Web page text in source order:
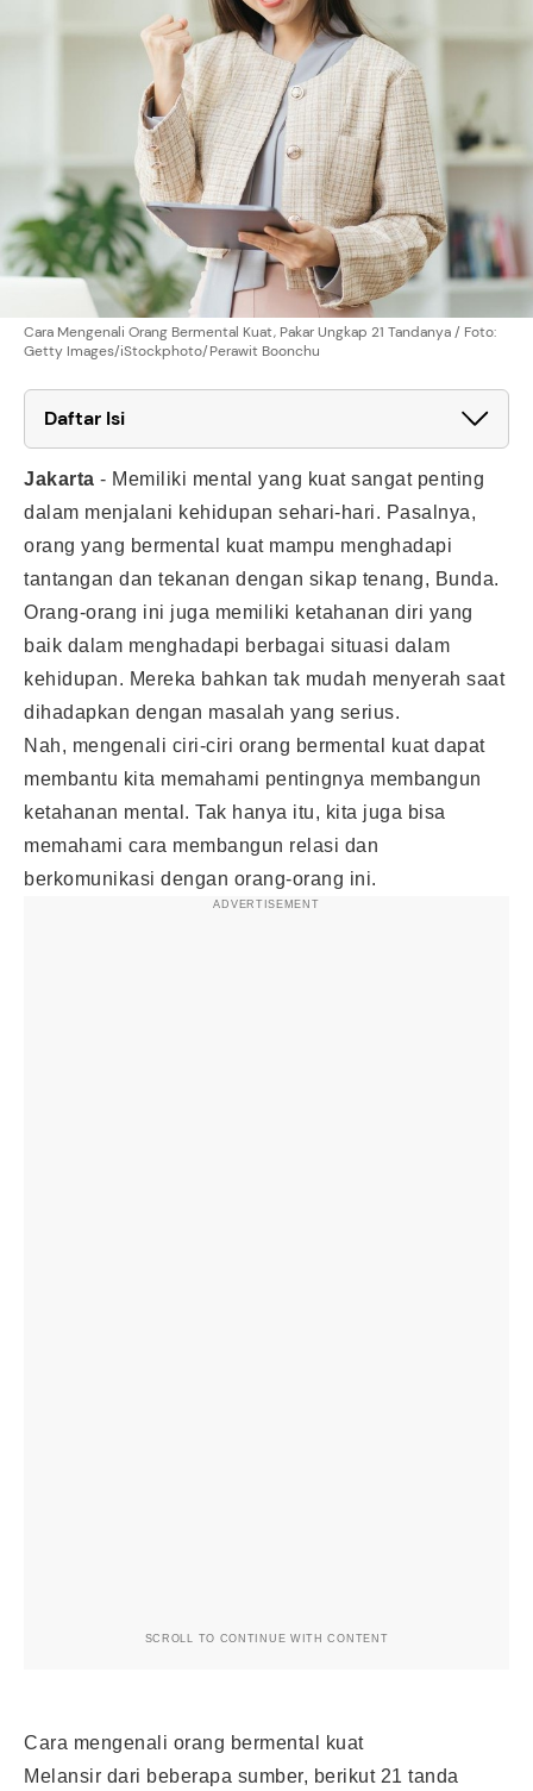
Cara Mengenali Orang Bermental Kuat, Pakar Ungkap 21 Tandanya / Foto:
Getty Images/iStockphoto/Perawit Boonchu
Daftar Isi
Jakarta - Memiliki mental yang kuat sangat penting
dalam menjalani kehidupan sehari-hari. Pasalnya,
orang yang bermental kuat mampu menghadapi
tantangan dan tekanan dengan sikap tenang, Bunda.
Orang-orang ini juga memiliki ketahanan diri yang
baik dalam menghadapi berbagai situasi dalam
kehidupan. Mereka bahkan tak mudah menyerah saat
dihadapkan dengan masalah yang serius.
Nah, mengenali ciri-ciri orang bermental kuat dapat
membantu kita memahami pentingnya membangun
ketahanan mental. Tak hanya itu, kita juga bisa
memahami cara membangun relasi dan
berkomunikasi dengan orang-orang ini.
ADVERTISEMENT
SCROLL TO CONTINUE WITH CONTENT
Cara mengenali orang bermental kuat
Melansir dari beberapa sumber, berikut 21 tanda